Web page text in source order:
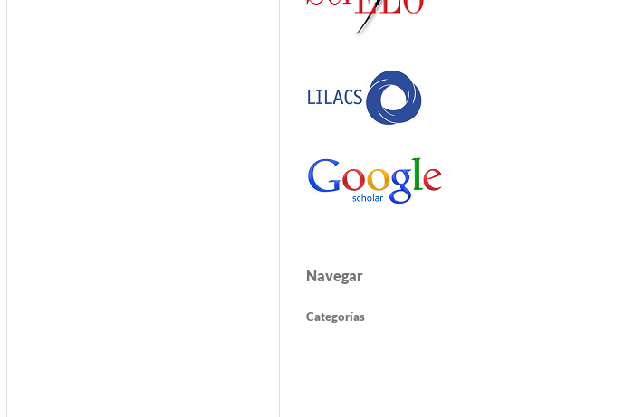
Navegar
Categorías